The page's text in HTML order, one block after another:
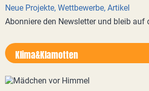
Neue Projekte, Wettbewerbe, Artikel
Abonniere den Newsletter und bleib auf
Klima&Klamotten